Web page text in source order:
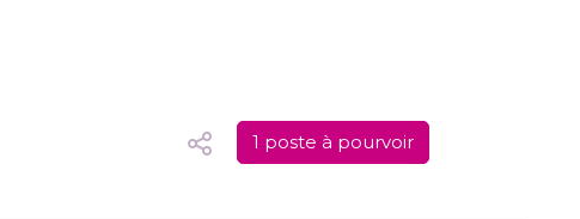
1 poste à pourvoir